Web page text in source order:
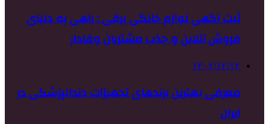
ثبت آگهی لوازم خانگی برقی : راهی به دنیای
فروش آنلاین و جذب مشتریان وفادار
۱۴۰۲/۱۲/۱۲
معرفی بهترین برندهای تجهیزات دندانپزشکی در
ایران